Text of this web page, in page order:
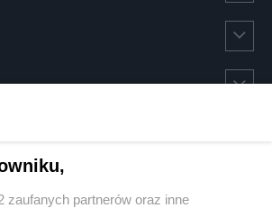
zaufanych partnerów oraz inne